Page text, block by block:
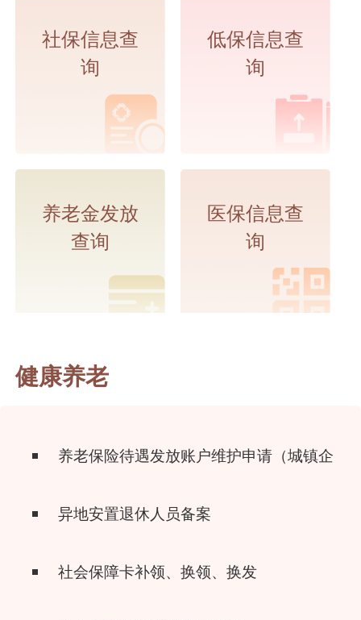
社保信息查
询
低保信息查
询
养老金发放
查询
医保信息查
询
健康养老
养老保险待遇发放账户维护申请（城镇企业
异地安置退休人员备案
社会保障卡补领、换领、换发